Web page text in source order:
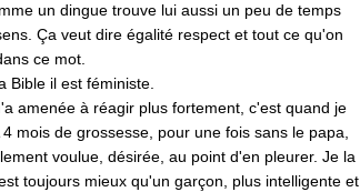
un dingue trouve lui aussi un peu de temps
Ça veut dire égalité respect et tout ce qu'on
ce mot.
Bible il est féministe.
amenée à réagir plus fortement, c'est quand je
mois de grossesse, pour une fois sans le papa,
voulue, désirée, au point d'en pleurer. Je la
toujours mieux qu'un garçon, plus intelligente et